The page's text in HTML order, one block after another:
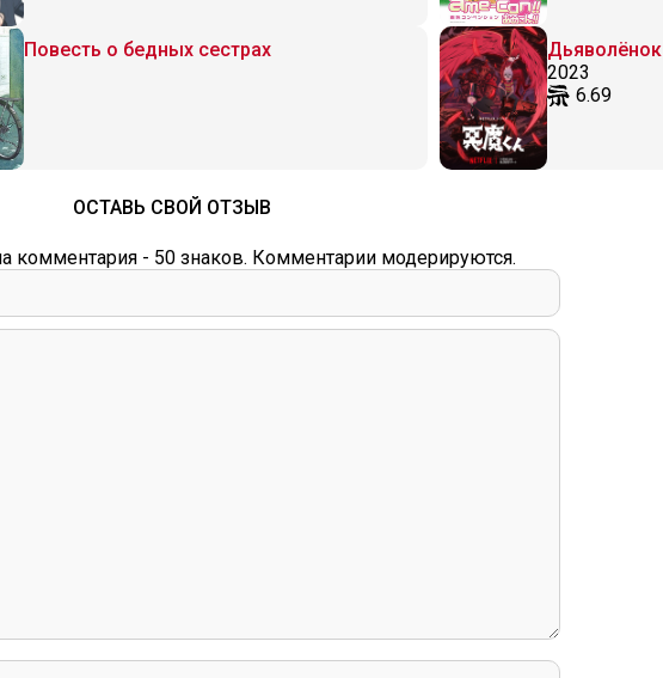
Повесть о бедных сестрах
Дьяволёнок
2023
6.69
ОСТАВЬ СВОЙ ОТЗЫВ
комментария - 50 знаков. Комментарии модерируются.